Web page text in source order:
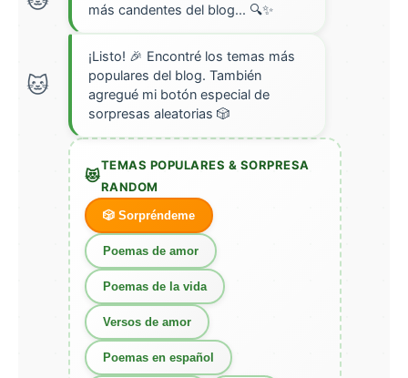
más candentes del blog... 🔍✨
¡Listo! 🎉 Encontré los temas más
populares del blog. También
agregué mi botón especial de
sorpresas aleatorias 🎲
TEMAS POPULARES & SORPRESA
RANDOM
🎲 Sorpréndeme
Poemas de amor
Poemas de la vida
Versos de amor
Poemas en español